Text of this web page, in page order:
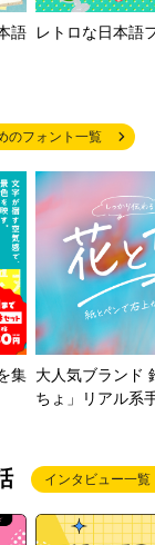
語
レトロな日本語
のフォント一覧
集 大人気ブランド
ちょ」リアル系
インタビュー一覧